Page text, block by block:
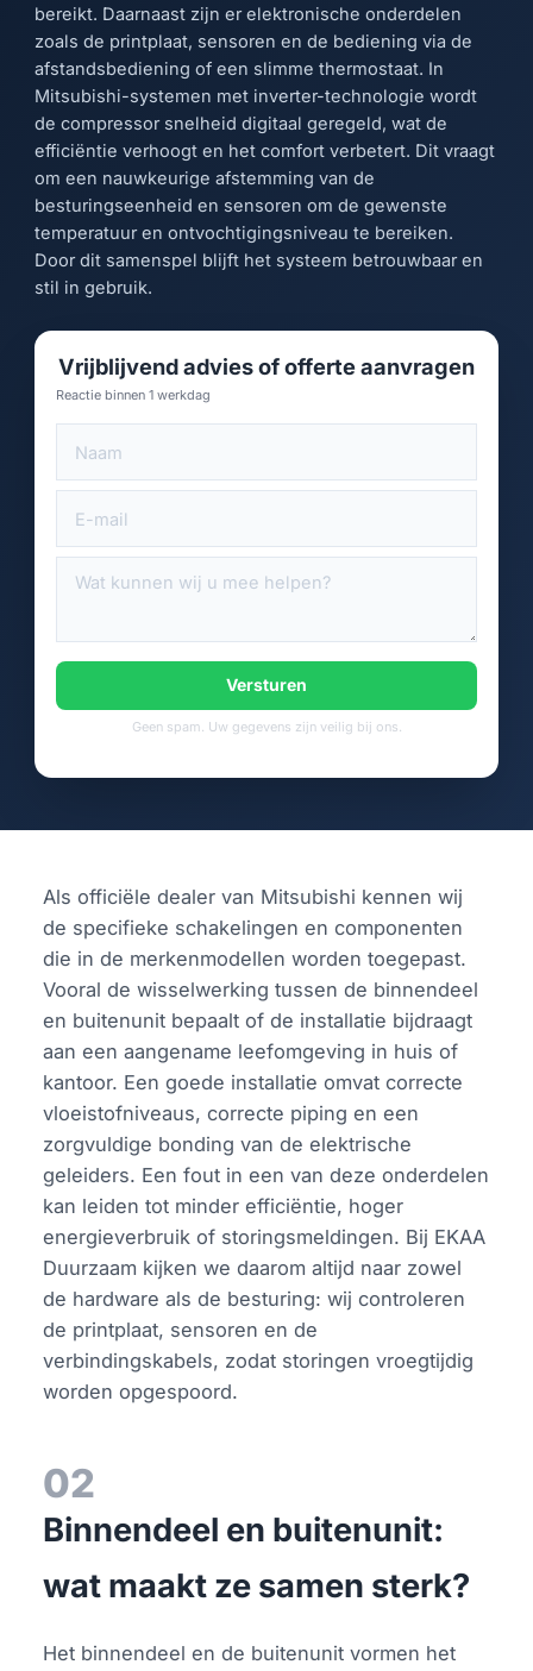
bereikt. Daarnaast zijn er elektronische onderdelen
zoals de printplaat, sensoren en de bediening via de
afstandsbediening of een slimme thermostaat. In
Mitsubishi-systemen met inverter-technologie wordt
de compressor snelheid digitaal geregeld, wat de
efficiëntie verhoogt en het comfort verbetert. Dit vraagt
om een nauwkeurige afstemming van de
besturingseenheid en sensoren om de gewenste
temperatuur en ontvochtigingsniveau te bereiken.
Door dit samenspel blijft het systeem betrouwbaar en
stil in gebruik.
Vrijblijvend advies of offerte aanvragen
Reactie binnen 1 werkdag
Versturen
Geen spam. Uw gegevens zijn veilig bij ons.
Als officiële dealer van Mitsubishi kennen wij
de specifieke schakelingen en componenten
die in de merkenmodellen worden toegepast.
Vooral de wisselwerking tussen de binnendeel
en buitenunit bepaalt of de installatie bijdraagt
aan een aangename leefomgeving in huis of
kantoor. Een goede installatie omvat correcte
vloeistofniveaus, correcte piping en een
zorgvuldige bonding van de elektrische
geleiders. Een fout in een van deze onderdelen
kan leiden tot minder efficiëntie, hoger
energieverbruik of storingsmeldingen. Bij EKAA
Duurzaam kijken we daarom altijd naar zowel
de hardware als de besturing: wij controleren
de printplaat, sensoren en de
verbindingskabels, zodat storingen vroegtijdig
worden opgespoord.
02
Binnendeel en buitenunit:
wat maakt ze samen sterk?
Het binnendeel en de buitenunit vormen het